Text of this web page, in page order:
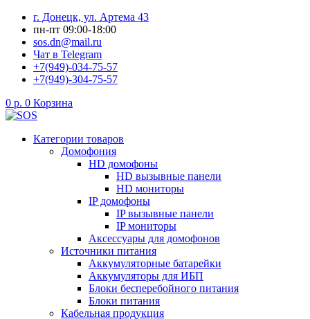
Перейти
содержимому
г. Донецк, ул. Артема 43
пн-пт 09:00-18:00
sos.dn@mail.ru
Чат в Telegram
+7(949)-034-75-57
+7(949)-304-75-57
0 р. 0 Корзина
Категории товаров
Домофония
HD домофоны
HD вызывные панели
HD мониторы
IP домофоны
IP вызывные панели
IP мониторы
Аксессуары для домофонов
Источники питания
Аккумуляторные батарейки
Аккумуляторы для ИБП
Блоки бесперебойного питания
Блоки питания
Кабельная продукция